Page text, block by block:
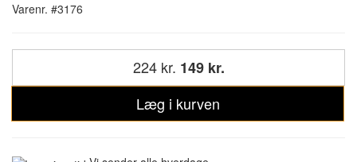
Varenr. #3176
224 kr. 149 kr.
Læg i kurven